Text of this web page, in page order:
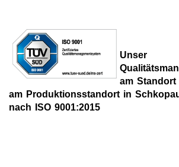
Unser
am
am Produktionsstandort in
nach ISO 9001:2015